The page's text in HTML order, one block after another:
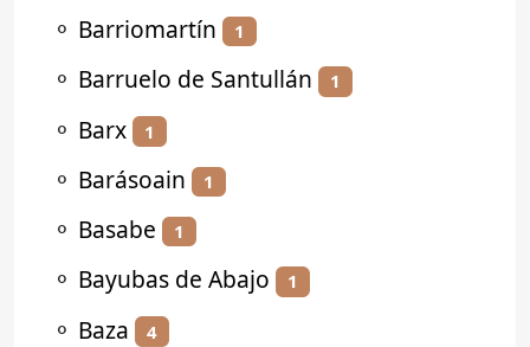
⚬ Barriomartín 1
⚬ Barruelo de Santullán 1
⚬ Barx 1
⚬ Barásoain 1
⚬ Basabe 1
⚬ Bayubas de Abajo 1
⚬ Baza 4